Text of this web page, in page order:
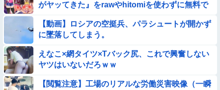
がヤッてきた』をrawやhitomiを使わずに無料で
【動画】ロシアの空挺兵、パラシュートが開かず
に墜落してしまう。
えなこ×網タイツ×Tバック尻、これで興奮しない
ヤツはいないだろｗｗ
【閲覧注意】工場のリアルな労働災害映像（一瞬